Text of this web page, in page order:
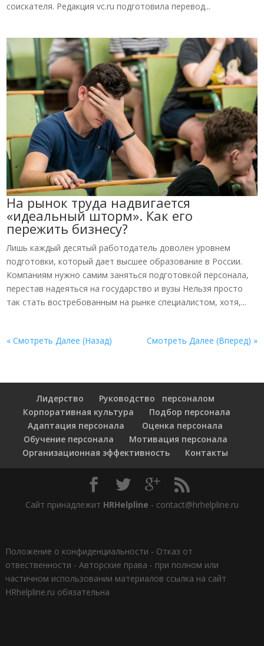
соискателя. Редакция vc.ru подготовила перевод...
На рынок труда надвигается
«идеальный шторм». Как его
пережить бизнесу?
Лишь каждый десятый работодатель доволен уровнем
подготовки, который дает высшее образование в России.
Компаниям нужно самим заняться подготовкой персонала,
перестав надеяться на государство и вузы Нельзя просто
так стать востребованным на рынке специалистом, хотя,...
« Смотреть Далее (Назад) Смотреть Далее (Вперед) »
Лидерство
Руководство персоналом
Корпоративная культура
Подбор персонала
Адаптация персонала
Оценка персонала
Обучение персонала
Мотивация персонала
Организационная эффективность
Контакты
Сайт принадлежит HRHelpline - contact@hrhelpline.ru
Положение о конфиденциальности - Отказ от
отвественности - Авторские права - при полном или
частичном использовании материалов ссылка на сайт
HRhelpline.ru обязательна